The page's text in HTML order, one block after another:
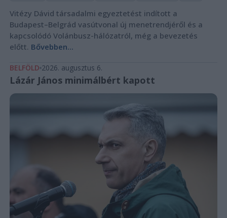
Vitézy Dávid társadalmi egyeztetést indított a
Budapest–Belgrád vasútvonal új menetrendjéről és a
kapcsolódó Volánbusz-hálózatról, még a bevezetés
előtt. Bővebben...
BELFÖLD 2026. augusztus 6.
Lázár János minimálbért kapott